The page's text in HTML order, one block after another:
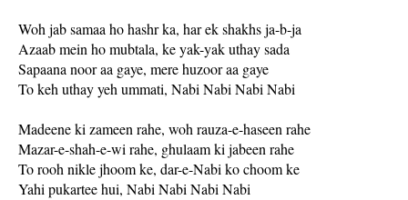
Woh jab samaa ho hashr ka, har ek shakhs ja-b-ja
Azaab mein ho mubtala, ke yak-yak uthay sada
Sapaana noor aa gaye, mere huzoor aa gaye
To keh uthay yeh ummati, Nabi Nabi Nabi Nabi
Madeene ki zameen rahe, woh rauza-e-haseen rahe
Mazar-e-shah-e-wi rahe, ghulaam ki jabeen rahe
To rooh nikle jhoom ke, dar-e-Nabi ko choom ke
Yahi pukartee hui, Nabi Nabi Nabi Nabi